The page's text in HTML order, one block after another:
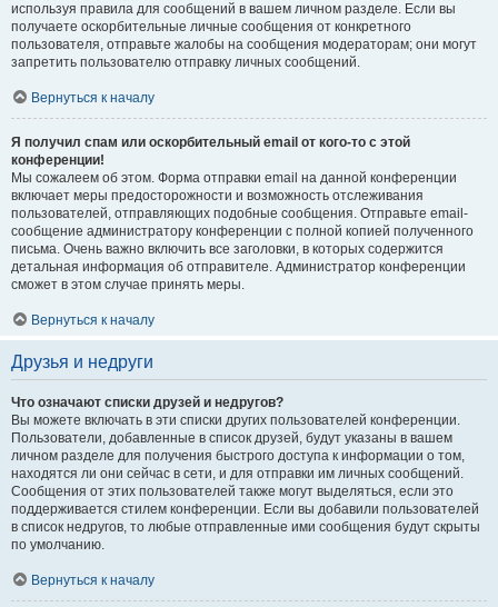
используя правила для сообщений в вашем личном разделе. Если вы
получаете оскорбительные личные сообщения от конкретного
пользователя, отправьте жалобы на сообщения модераторам; они могут
запретить пользователю отправку личных сообщений.
Вернуться к началу
Я получил спам или оскорбительный email от кого-то с этой
конференции!
Мы сожалеем об этом. Форма отправки email на данной конференции
включает меры предосторожности и возможность отслеживания
пользователей, отправляющих подобные сообщения. Отправьте email-
сообщение администратору конференции с полной копией полученного
письма. Очень важно включить все заголовки, в которых содержится
детальная информация об отправителе. Администратор конференции
сможет в этом случае принять меры.
Вернуться к началу
Друзья и недруги
Что означают списки друзей и недругов?
Вы можете включать в эти списки других пользователей конференции.
Пользователи, добавленные в список друзей, будут указаны в вашем
личном разделе для получения быстрого доступа к информации о том,
находятся ли они сейчас в сети, и для отправки им личных сообщений.
Сообщения от этих пользователей также могут выделяться, если это
поддерживается стилем конференции. Если вы добавили пользователей
в список недругов, то любые отправленные ими сообщения будут скрыты
по умолчанию.
Вернуться к началу